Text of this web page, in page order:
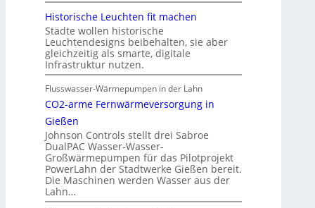
Historische Leuchten fit machen
Städte wollen historische
Leuchtendesigns beibehalten, sie aber
gleichzeitig als smarte, digitale
Infrastruktur nutzen.
Flusswasser-Wärmepumpen in der Lahn
CO2-arme Fernwärmeversorgung in
Gießen
Johnson Controls stellt drei Sabroe
DualPAC Wasser-Wasser-
Großwärmepumpen für das Pilotprojekt
PowerLahn der Stadtwerke Gießen bereit.
Die Maschinen werden Wasser aus der
Lahn…